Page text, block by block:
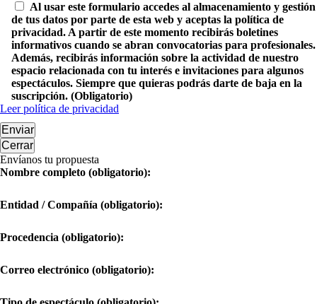
Al usar este formulario accedes al almacenamiento y gestión
de tus datos por parte de esta web y aceptas la política de
privacidad. A partir de este momento recibirás boletines
informativos cuando se abran convocatorias para profesionales.
Además, recibirás información sobre la actividad de nuestro
espacio relacionada con tu interés e invitaciones para algunos
espectáculos. Siempre que quieras podrás darte de baja en la
suscripción. (Obligatorio)
Leer política de privacidad
Enviar
Cerrar
Envíanos tu propuesta
Nombre completo (obligatorio):
Entidad / Compañía (obligatorio):
Procedencia (obligatorio):
Correo electrónico (obligatorio):